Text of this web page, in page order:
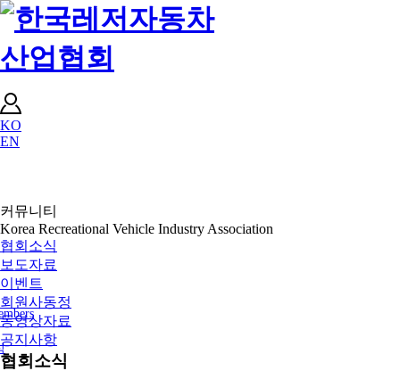
KO
EN
커뮤니티
Korea Recreational Vehicle Industry Association
협회소식
보도자료
이벤트
회원사동정
동영상자료
공지사항
협회소식